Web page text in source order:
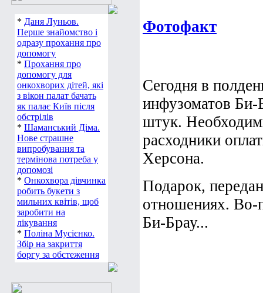
* Даня Луньов.
Перше знайомство і
одразу прохання про
допомогу
* Прохання про
допомогу для
онкохворих дітей, які
з вікон палат бачать
як палає Київ після
обстрілів
* Шаманський Діма.
Нове страшне
випробування та
термінова потреба у
допомозі
* Онкохвора дівчинка
робить букети з
мильних квітів, щоб
заробити на
лікування
* Поліна Мусієнко.
Збір на закриття
боргу за обстеження
Фотофакт
Сегодня в
инфузоматов Би-
штук.
расходники
Херсона.
Подарок,
отношениях. Во-
Би-Брау...